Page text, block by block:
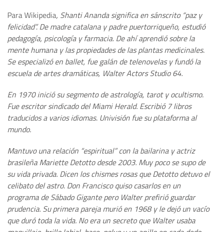
Para Wikipedia, Shanti Ananda significa en sánscrito “paz y
felicidad”. De madre catalana y padre puertorriqueño, estudió
pedagogía, psicología y farmacia. De ahí aprendió sobre la
mente humana y las propiedades de las plantas medicinales.
Se especializó en ballet, fue galán de telenovelas y fundó la
escuela de artes dramáticas, Walter Actors Studio 64.
En 1970 inició su segmento de astrología, tarot y ocultismo.
Fue escritor sindicado del Miami Herald. Escribió 7 libros
traducidos a varios idiomas. Univisión fue su plataforma al
mundo.
Mantuvo una relación “espiritual” con la bailarina y actriz
brasileña Mariette Detotto desde 2003. Muy poco se supo de
su vida privada. Dicen los chismes rosas que Detotto detuvo el
celibato del astro. Don Francisco quiso casarlos en un
programa de Sábado Gigante pero Walter prefirió guardar
prudencia. Su primera pareja murió en 1968 y le dejó un vacío
que duró toda la vida. No era un secreto que Walter usaba